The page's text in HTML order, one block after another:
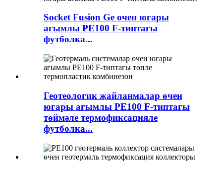
Socket Fusion Ge өчен югары
агымлы PE100 F-типтагы
футболка...
Геотеологик җайланмалар өчен
югары агымлы PE100 F-типтагы
төймәле термофиксацияле
футболка...